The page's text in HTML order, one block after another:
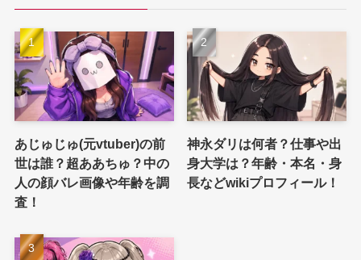
あじゅじゅ(元vtuber)の前
世は誰？超ああちゅ？中の
人の顔バレ画像や年齢を調
査！
神永ダリは何者？仕事や出
身大学は？年齢・本名・身
長などwikiプロフィール！